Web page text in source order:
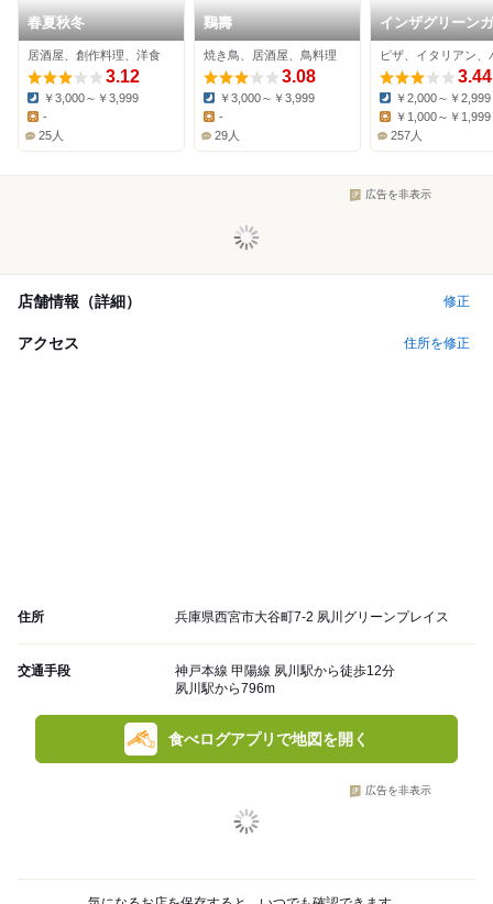
春夏秋冬
居酒屋、創作料理、洋食
3.12
Dinner:
￥3,000～￥3,999
Lunch:
-
25人
鷄壽
焼き鳥、居酒屋、鳥料理
3.08
Dinner:
￥3,000～￥3,999
Lunch:
-
29人
インザグリーン
ンズ 西宮ガーデ
店
ピザ、イタリアン、
3.44
Dinner:
￥2,000～￥2,999
￥1,000～￥1,999
257人
広告を非表示
店舗情報（詳細） 修正
アクセス 住所を修正
住所 兵庫県西宮市大谷町7-2 夙川グリーンプレイス
交通手段
神戸本線 甲陽線 夙川駅から徒歩12分
夙川駅から796m
食べログアプリで地図を開く
広告を非表示